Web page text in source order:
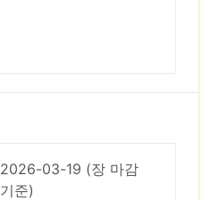
2026-03-19 (장 마감
기준)